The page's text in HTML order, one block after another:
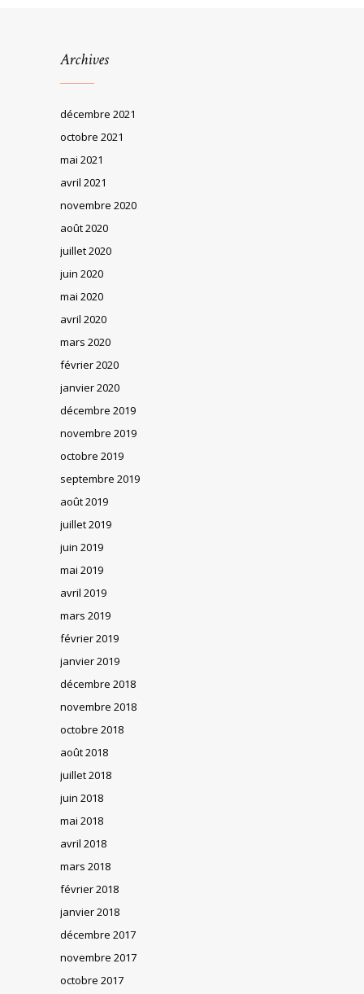
Archives
décembre 2021
octobre 2021
mai 2021
avril 2021
novembre 2020
août 2020
juillet 2020
juin 2020
mai 2020
avril 2020
mars 2020
février 2020
janvier 2020
décembre 2019
novembre 2019
octobre 2019
septembre 2019
août 2019
juillet 2019
juin 2019
mai 2019
avril 2019
mars 2019
février 2019
janvier 2019
décembre 2018
novembre 2018
octobre 2018
août 2018
juillet 2018
juin 2018
mai 2018
avril 2018
mars 2018
février 2018
janvier 2018
décembre 2017
novembre 2017
octobre 2017